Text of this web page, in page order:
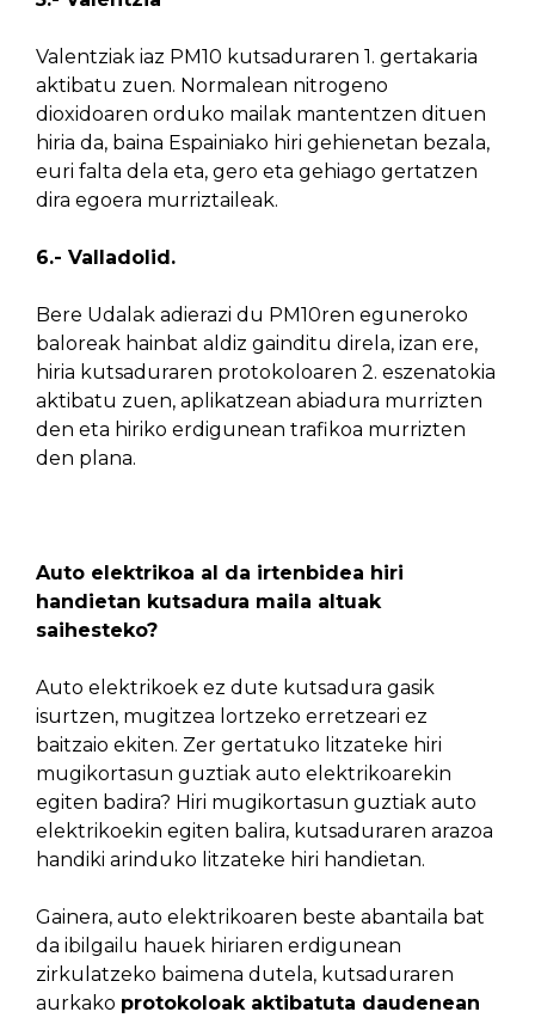
Valentziak iaz PM10 kutsaduraren 1. gertakaria
aktibatu zuen. Normalean nitrogeno
dioxidoaren orduko mailak mantentzen dituen
hiria da, baina Espainiako hiri gehienetan bezala,
euri falta dela eta, gero eta gehiago gertatzen
dira egoera murriztaileak.
6.- Valladolid.
Bere Udalak adierazi du PM10ren eguneroko
baloreak hainbat aldiz gainditu direla, izan ere,
hiria kutsaduraren protokoloaren 2. eszenatokia
aktibatu zuen, aplikatzean abiadura murrizten
den eta hiriko erdigunean trafikoa murrizten
den plana.
Auto elektrikoa al da irtenbidea hiri
handietan kutsadura maila altuak
saihesteko?
Auto elektrikoek ez dute kutsadura gasik
isurtzen, mugitzea lortzeko erretzeari ez
baitzaio ekiten. Zer gertatuko litzateke hiri
mugikortasun guztiak auto elektrikoarekin
egiten badira? Hiri mugikortasun guztiak auto
elektrikoekin egiten balira, kutsaduraren arazoa
handiki arinduko litzateke hiri handietan.
Gainera, auto elektrikoaren beste abantaila bat
da ibilgailu hauek hiriaren erdigunean
zirkulatzeko baimena dutela, kutsaduraren
aurkako protokoloak aktibatuta daudenean